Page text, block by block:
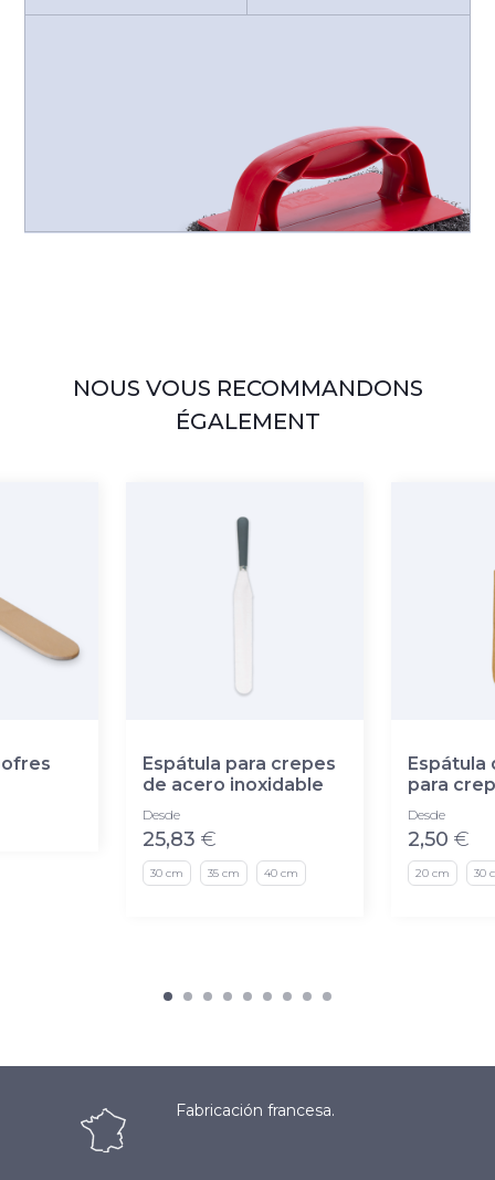
NOUS VOUS RECOMMANDONS
ÉGALEMENT
Espátula para crepes
de acero inoxidable
Desde
25,83 €
30 cm 35 cm 40 cm
Espátula
para
Desde
2,50 €
20 cm 30
Fabricación francesa.